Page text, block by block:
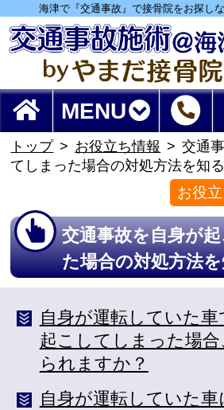
海津で『交通事故』で接骨院をお探し
MENU
トップ お役立ち情報
交通
てしまった場合の対処方法を知る
お役
交通事故を自身が
た場合の対処方法
自身が運転していた車
起こしてしまった場合
られますか？
自身が運転していた